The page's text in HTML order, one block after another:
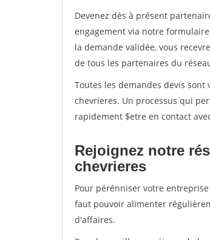
Devenez dès à présent
engagement via notre
la demande validée, vous
de tous les partenaires du
Toutes les demandes devis
chevrieres. Un processus qui
rapidement $etre en contact
Rejoignez notre
chevrieres
Pour pérénniser votre
faut pouvoir alimenter
d'affaires.